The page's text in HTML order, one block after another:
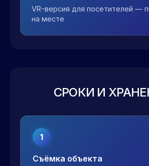
VR-версия для посетителей —
на месте
СРОКИ И
1
Съёмка объекта